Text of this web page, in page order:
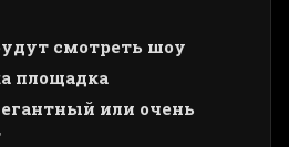
смотреть шоу
площадка
или очень